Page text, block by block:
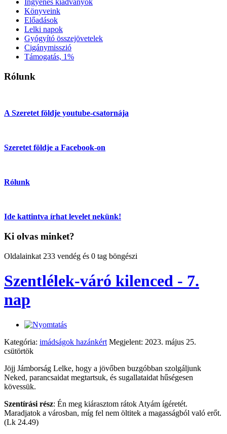
Könyveink
Előadások
Lelki napok
Gyógyító összejövetelek
Cigánymisszió
Támogatás, 1%
Rólunk
A Szeretet földje youtube-csatornája
Szeretet földje a Facebook-on
Rólunk
Ide kattintva írhat levelet nekünk!
Ki olvas minket?
Oldalainkat 233 vendég és 0 tag böngészi
Szentlélek-váró kilenced - 7.
nap
Kategória: imádságok hazánkért Megjelent: 2023. május 25.
csütörtök
Jöjj Jámborság Lelke, hogy a jövőben buzgóbban szolgáljunk
Neked, parancsaidat megtartsuk, és sugallataidat hűségesen
kövessük.
Szentírási rész: Én meg kiárasztom rátok Atyám ígéretét.
Maradjatok a városban, míg fel nem öltitek a magasságból való erőt.
(Lk 24.49)